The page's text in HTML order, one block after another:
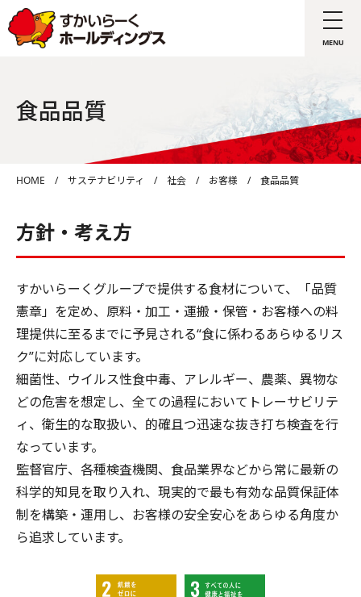
食品品質
HOME / サステナビリティ / 社会 / お客様 / 食品品質
方針・考え方
すかいらーくグループで提供する食材について、「品質
憲章」を定め、原料・加工・運搬・保管・お客様への料
理提供に至るまでに予見される“食に係わるあらゆるリス
ク”に対応しています。
細菌性、ウイルス性食中毒、アレルギー、農薬、異物な
どの危害を想定し、全ての過程においてトレーサビリテ
ィ、衛生的な取扱い、的確且つ迅速な抜き打ち検査を行
なっています。
監督官庁、各種検査機関、食品業界などから常に最新の
科学的知見を取り入れ、現実的で最も有効な品質保証体
制を構築・運用し、お客様の安全安心をあらゆる角度か
ら追求しています。